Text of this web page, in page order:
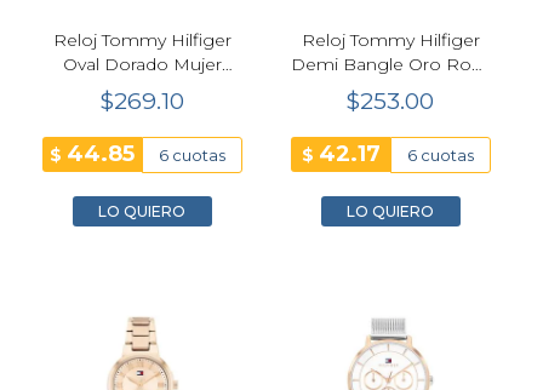
Reloj Tommy Hilfiger
Oval Dorado Mujer
22mm Verde
$269.10
$ 44.85 6 cuotas
LO QUIERO
Reloj Tommy Hilfiger
Demi Bangle Oro Rosa
Mujer 26mm
$253.00
$ 42.17 6 cuotas
LO QUIERO